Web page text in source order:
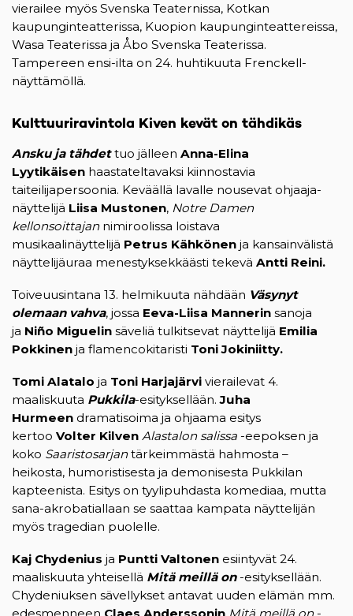
vierailee myös Svenska Teaternissa, Kotkan
kaupunginteatterissa, Kuopion kaupunginteattereissa,
Wasa Teaterissa ja Åbo Svenska Teaterissa.
Tampereen ensi-ilta on 24. huhtikuuta Frenckell-
näyttämöllä.
Kulttuuriravintola Kiven kevät on tähdikäs
Ansku ja tähdettuo jälleen Anna-Elina
Lyytikäisen haastateltavaksi kiinnostavia
taiteilijapersoonia. Keväällä lavalle nousevat ohjaaja-
näyttelijä Liisa Mustonen, Notre Damen
kellonsoittajannimiroolissa loistava
musikaalinäyttelijä Petrus Kähkönen ja kansainvälistä
näyttelijäuraa menestyksekkäästi tekevä Antti Reini.
Toiveuusintana 13. helmikuuta nähdään Väsynyt
olemaan vahva, jossa Eeva-Liisa Mannerin sanoja
ja Niño Miguelin säveliä tulkitsevat näyttelijä Emilia
Pokkinen ja flamencokitaristi Toni Jokiniitty.
Tomi Alatalo ja Toni Harjajärvi vierailevat 4.
maaliskuuta Pukkila-esityksellään.Juha
Hurmeen dramatisoima ja ohjaama esitys
kertoo Volter Kilven Alastalon salissa -eepoksen ja
koko Saaristosarjantärkeimmästä hahmosta –
heikosta, humoristisesta ja demonisesta Pukkilan
kapteenista. Esitys on tyylipuhdasta komediaa, mutta
sana-akrobatiallaan se saattaa kampata näyttelijän
myös tragedian puolelle.
Kaj Chydenius ja Puntti Valtonen esiintyvät 24.
maaliskuuta yhteisellä Mitä meillä on -esityksellään.
Chydeniuksen sävellykset antavat uuden elämän mm.